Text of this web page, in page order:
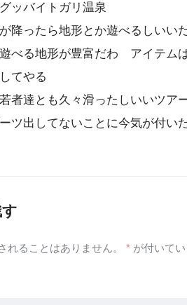
ッバイトガリ温泉
降ったら地形とか遊べるしいい
べる地形が豊富だわ アイテム
てやる
者達とも久々滑ったしいいツア
ツ出してないことに今気が付い
れることはありません。 * が付いて